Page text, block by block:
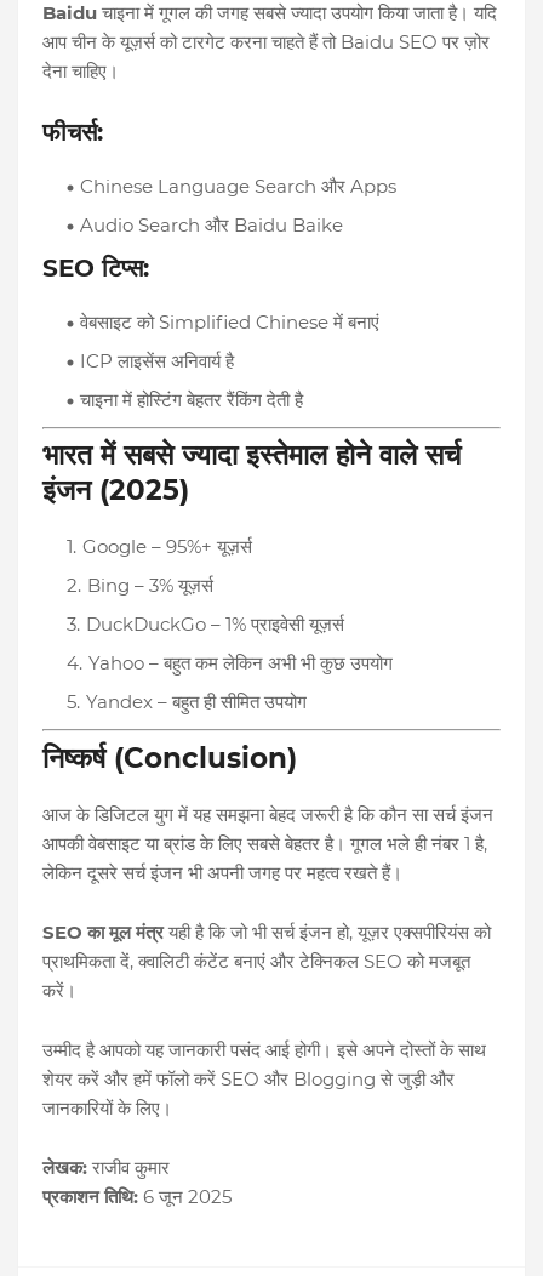
Baidu चाइना में गूगल की जगह सबसे ज्यादा उपयोग किया जाता है। यदि
आप चीन के यूज़र्स को टारगेट करना चाहते हैं तो Baidu SEO पर ज़ोर
देना चाहिए।
फीचर्स:
Chinese Language Search और Apps
Audio Search और Baidu Baike
SEO टिप्स:
वेबसाइट को Simplified Chinese में बनाएं
ICP लाइसेंस अनिवार्य है
चाइना में होस्टिंग बेहतर रैंकिंग देती है
भारत में सबसे ज्यादा इस्तेमाल होने वाले सर्च
इंजन (2025)
Google – 95%+ यूज़र्स
Bing – 3% यूज़र्स
DuckDuckGo – 1% प्राइवेसी यूज़र्स
Yahoo – बहुत कम लेकिन अभी भी कुछ उपयोग
Yandex – बहुत ही सीमित उपयोग
निष्कर्ष (Conclusion)
आज के डिजिटल युग में यह समझना बेहद जरूरी है कि कौन सा सर्च इंजन
आपकी वेबसाइट या ब्रांड के लिए सबसे बेहतर है। गूगल भले ही नंबर 1 है,
लेकिन दूसरे सर्च इंजन भी अपनी जगह पर महत्व रखते हैं।
SEO का मूल मंत्रयही है कि जो भी सर्च इंजन हो, यूज़र एक्सपीरियंस को
प्राथमिकता दें, क्वालिटी कंटेंट बनाएं और टेक्निकल SEO को मजबूत
करें।
उम्मीद है आपको यह जानकारी पसंद आई होगी। इसे अपने दोस्तों के साथ
शेयर करें और हमें फॉलो करें SEO और Blogging से जुड़ी और
जानकारियों के लिए।
लेखक: राजीव कुमार
प्रकाशन तिथि: 6 जून 2025